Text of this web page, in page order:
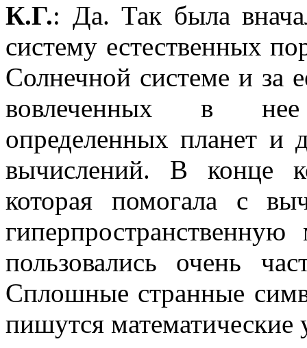
К.Г.: Да. Так была
систему естественных
Солнечной системе и за
вовлеченных в
определенных планет и
вычислений. В конце
которая помогала с
пользовались очень
Сплошные странные
пишутся математические